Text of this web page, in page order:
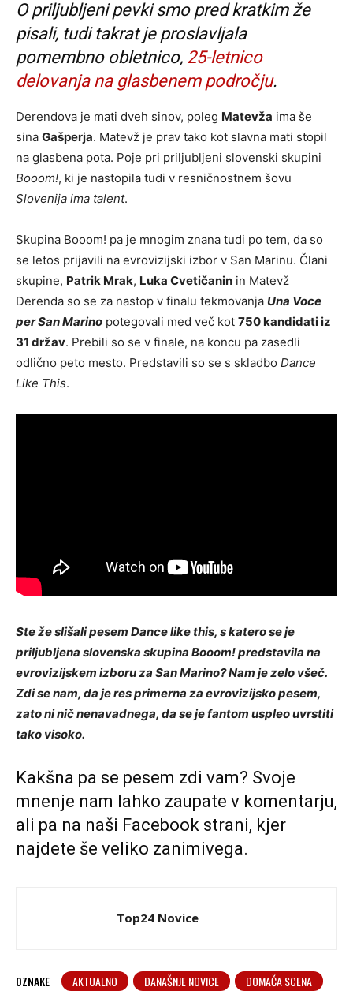
O priljubljeni pevki smo pred kratkim že
pisali, tudi takrat je proslavljala
pomembno obletnico, 25-letnico
delovanja na glasbenem področju.
Derendova je mati dveh sinov, poleg Matevža ima še
sina Gašperja. Matevž je prav tako kot slavna mati stopil
na glasbena pota. Poje pri priljubljeni slovenski skupini
Booom!, ki je nastopila tudi v resničnostnem šovu
Slovenija ima talent.
Skupina Booom! pa je mnogim znana tudi po tem, da so
se letos prijavili na evrovizijski izbor v San Marinu. Člani
skupine, Patrik Mrak, Luka Cvetičanin in Matevž
Derenda so se za nastop v finalu tekmovanja Una Voce
per San Marino potegovali med več kot 750 kandidati iz
31 držav. Prebili so se v finale, na koncu pa zasedli
odlično peto mesto. Predstavili so se s skladbo Dance
Like This.
Ste že slišali pesem Dance like this, s katero se je
priljubljena slovenska skupina Booom! predstavila na
evrovizijskem izboru za San Marino? Nam je zelo všeč.
Zdi se nam, da je res primerna za evrovizijsko pesem,
zato ni nič nenavadnega, da se je fantom uspleo uvrstiti
tako visoko.
Kakšna pa se pesem zdi vam? Svoje
mnenje nam lahko zaupate v komentarju,
ali pa na naši Facebook strani, kjer
najdete še veliko zanimivega.
Top24 Novice
OZNAKE AKTUALNO DANAŠNJE NOVICE
DOMAČA SCENA